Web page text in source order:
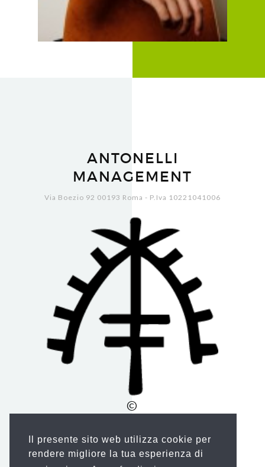
Il presente sito web utilizza cookie per
rendere migliore la tua esperienza di
ANTONELLI
MANAGEMENT
Via Boezio 92 00193 Roma - P.Iva 10221041006
©
Made with
by POI